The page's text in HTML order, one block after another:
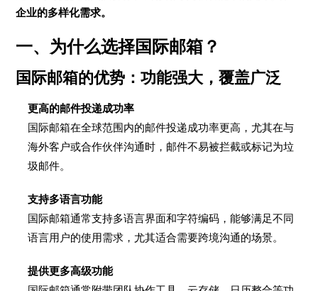
企业的多样化需求。
一、为什么选择国际邮箱？
国际邮箱的优势：功能强大，覆盖广泛
更高的邮件投递成功率
国际邮箱在全球范围内的邮件投递成功率更高，尤其在与
海外客户或合作伙伴沟通时，邮件不易被拦截或标记为垃
圾邮件。
支持多语言功能
国际邮箱通常支持多语言界面和字符编码，能够满足不同
语言用户的使用需求，尤其适合需要跨境沟通的场景。
提供更多高级功能